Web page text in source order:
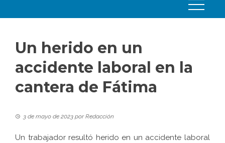
Un herido en un
accidente laboral en la
cantera de Fátima
3 de mayo de 2023 porRedacción
Un trabajador resultó herido en un accidente laboral